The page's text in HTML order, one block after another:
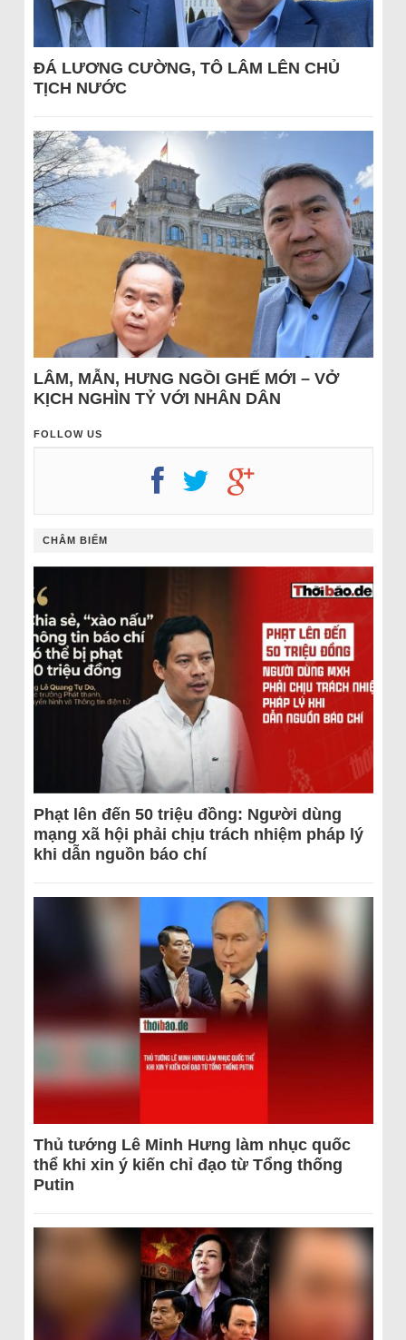
ĐÁ LƯƠNG CƯỜNG, TÔ LÂM LÊN CHỦ
TỊCH NƯỚC
LÂM, MẪN, HƯNG NGỒI GHẾ MỚI – VỞ
KỊCH NGHÌN TỶ VỚI NHÂN DÂN
FOLLOW US
CHÂM BIẾM
Phạt lên đến 50 triệu đồng: Người dùng
mạng xã hội phải chịu trách nhiệm pháp lý
khi dẫn nguồn báo chí
Thủ tướng Lê Minh Hưng làm nhục quốc
thể khi xin ý kiến chỉ đạo từ Tổng thống
Putin